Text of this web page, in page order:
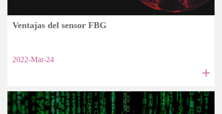
Ventajas del sensor FBG
2022-Mar-24
+